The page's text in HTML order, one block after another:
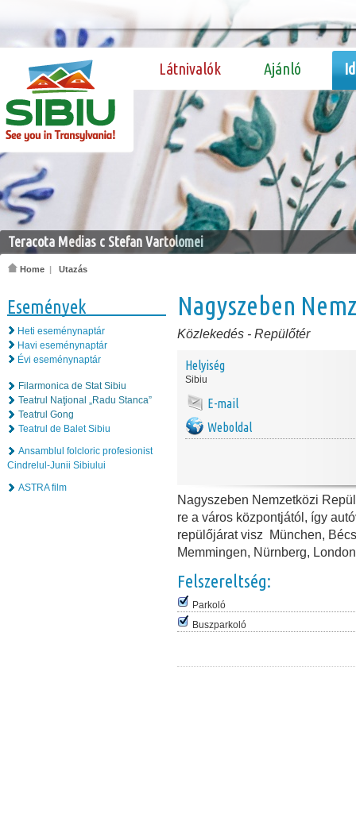
Látnivalók Ajánló
Teracota Medias c Stefan Vartolomei
Home | Utazás
Események
Heti eseménynaptár
Havi eseménynaptár
Évi eseménynaptár
Filarmonica de Stat Sibiu
Teatrul Naţional „Radu Stanca”
Teatrul Gong
Teatrul de Balet Sibiu
Ansamblul folcloric profesionist
Cindrelul-Junii Sibiului
ASTRA film
Nagyszeben
Közlekedés - Repülőtér
Helyiség
Sibiu
E-mail
Weboldal
Nagyszeben Nemzetközi
re a város központjától, így
repülőjárat visz München,
Memmingen, Nürnberg,
Felszereltség:
Parkoló
Buszparkoló